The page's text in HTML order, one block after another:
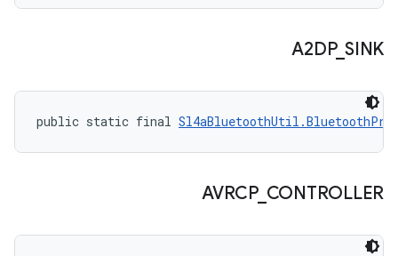
A2DP_ SINK
public static final
AVRCP_ CONTROLLER